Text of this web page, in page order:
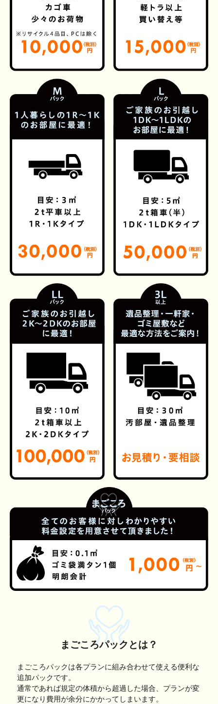
まごころパックとは？
まごころパックは各プランに組み合わせて使える便利な
追加パックです。
通常であれば規定の体積から超過した場合、プランが変
更になり費用が余分にかかってしまいます。